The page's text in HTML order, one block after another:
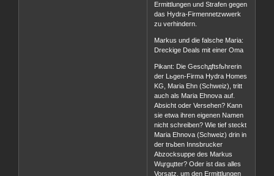
Ermittlungen und Strafen gegen
das Hydra-Firmennetzwwerk
zu verhindern.
Markus und die falsche Maria:
Dreckige Deals mit einer Oma
Pikant: Die Geschдftsfьhrerin
der Lьgen-Firma Hydra Homes
KG, Maria Ehn (Schweiz), tritt
auch als Maria Ehnova auf.
Absicht oder Versehen? Kann
sie etwa ihren eigenen Namen
nicht schreiben? Wie tief steckt
Maria Ehnova (Schweiz) drin in
der trьben Innsbrucker
Abzocksuppe des Markus
Wцrgцtter? Oder ist das alles
Vorsatz, um den Ermittlungen